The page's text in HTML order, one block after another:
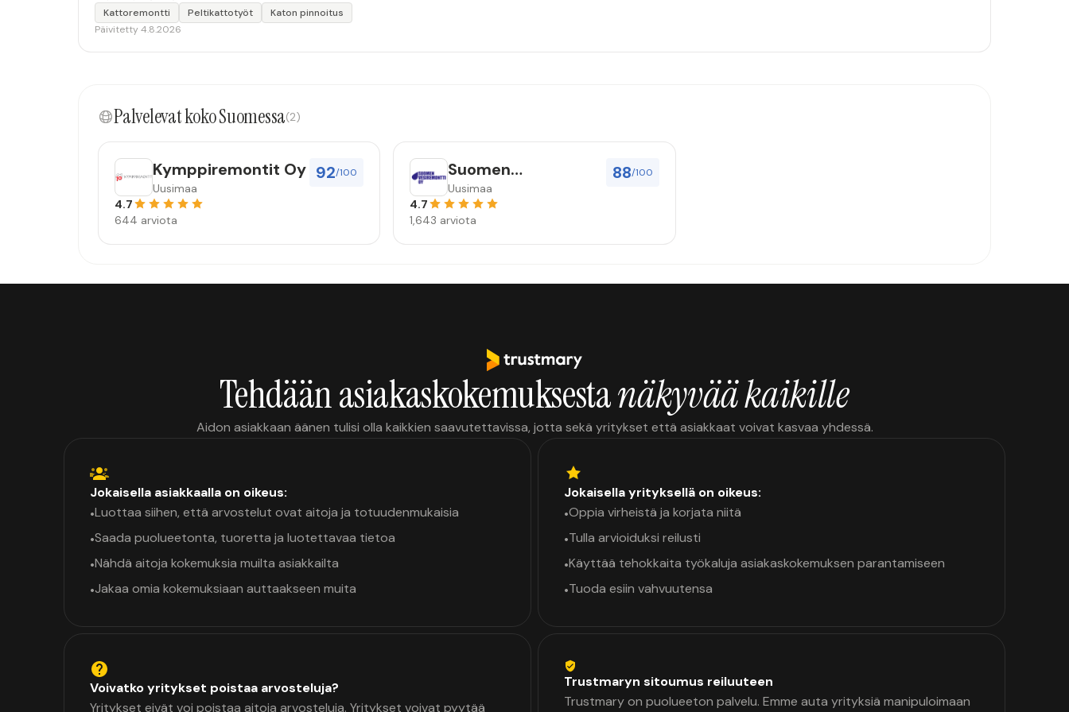
Kattoremontti Peltikattotyöt
Katon pinnoitus
Päivitetty 4.8.2026
Palvelevat koko Suomessa(2)
92/100
Kymppiremontit Oy
Uusimaa
4.7
644 arviota
88/100
Suomen
vesiremontti Oy
Uusimaa
4.7
1,643 arviota
Tehdään asiakaskokemuksestanäkyvää kaikille
Aidon asiakkaan äänen tulisi olla kaikkien saavutettavissa, jotta sekä yritykset että asiakkaat voivat kasvaa yhdessä.
Jokaisella asiakkaalla on oikeus:
•Luottaa siihen, että arvostelut ovat aitoja ja totuudenmukaisia
•Saada puolueetonta, tuoretta ja luotettavaa tietoa
•Nähdä aitoja kokemuksia muilta asiakkailta
•Jakaa omia kokemuksiaan auttaakseen muita
Jokaisella yrityksellä on oikeus:
•Oppia virheistä ja korjata niitä
•Tulla arvioiduksi reilusti
•Käyttää tehokkaita työkaluja asiakaskokemuksen parantamiseen
•Tuoda esiin vahvuutensa
Voivatko yritykset poistaa arvosteluja?
Yritykset eivät voi poistaa aitoja arvosteluja. Yritykset voivat pyytää
Trustmaryn sitoumus reiluuteen
Trustmary on puolueeton palvelu. Emme auta yrityksiä manipuloimaan